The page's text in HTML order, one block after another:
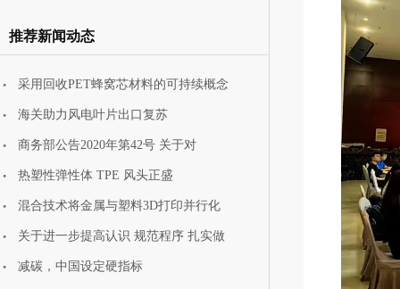
中国玻璃纤维工业协
推荐新闻动态
采用回收PET蜂窝芯材料的可持续概念
海关助力风电叶片出口复苏
商务部公告2020年第42号 关于对
热塑性弹性体 TPE 风头正盛
混合技术将金属与塑料3D打印并行化
关于进一步提高认识 规范程序 扎实做
减碳，中国设定硬指标